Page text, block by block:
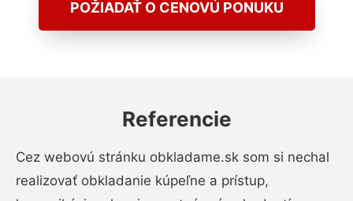
POŽIADAŤ O CENOVÚ PONUKU
Referencie
Cez webovú stránku obkladame.sk som si nechal
realizovať obkladanie kúpeľne a prístup,